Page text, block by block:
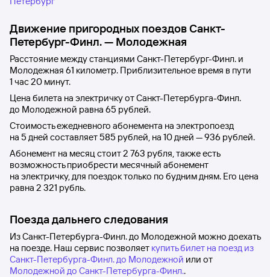
Движение пригородных поездовСанкт-
Петербург-Финл.— Молодежная
Расстояние между станциями Санкт-Петербург-Финл. и
Молодежная 61 километр. Приблизительное время в пути
1 час 20 минут.
Цена билета на электричку отСанкт-Петербурга-Финл.
до Молодежной равна 65 рублей.
Стоимость ежедневного абонемента на электропоезд
на 5 дней составляет585 рублей, на 10 дней —936 рублей.
Абонемент на месяц стоит2 763 рубля, также есть
возможность приобрести месячный абонемент
на электричку, для поездок только по будним дням. Его цена
равна 2 321 рубль.
Поезда дальнего следования
Из Санкт-Петербурга-Финл. до Молодежной можно доехать
на поезде. Наш сервис позволяет купить билет на поезд из
Санкт-Петербурга-Финл. до Молодежной или от
Молодежной до Санкт-Петербурга-Финл..